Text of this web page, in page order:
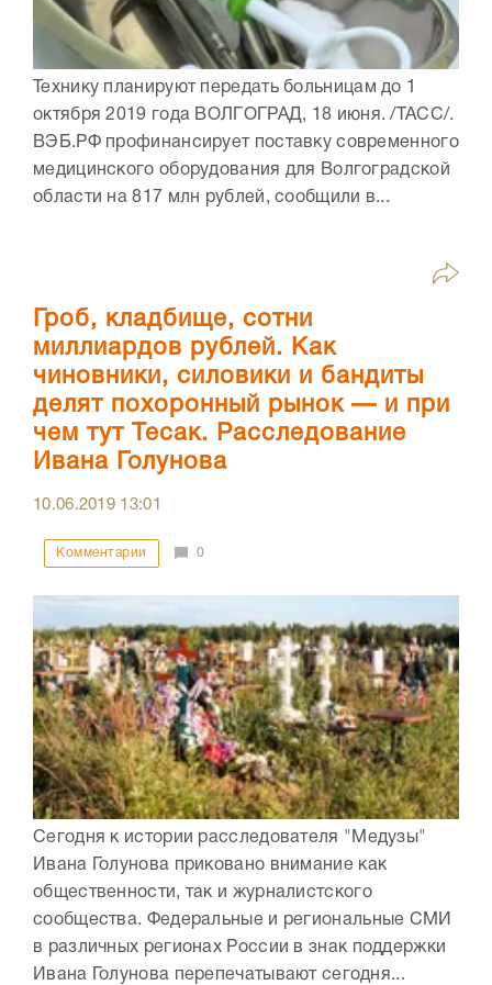
Технику планируют передать больницам до 1
октября 2019 года ВОЛГОГРАД, 18 июня. /ТАСС/.
ВЭБ.РФ профинансирует поставку современного
медицинского оборудования для Волгоградской
области на 817 млн рублей, сообщили в...
Гроб, кладбище, сотни
миллиардов рублей. Как
чиновники, силовики и бандиты
делят похоронный рынок — и при
чем тут Тесак. Расследование
Ивана Голунова
10.06.2019 13:01
Комментарии 0
Сегодня к истории расследователя "Медузы"
Ивана Голунова приковано внимание как
общественности, так и журналистского
сообщества. Федеральные и региональные СМИ
в различных регионах России в знак поддержки
Ивана Голунова перепечатывают сегодня...